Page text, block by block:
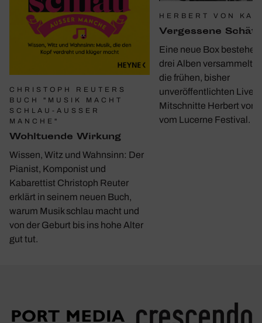
CHRISTOPH REUTERS
BUCH "MUSIK MACHT
SCHLAU-AUSSER M
ANCHE"
Wohl­tu­ende Wirkung
Wissen, Witz und Wahnsinn: Der
Pianist, Komponist und
Kabarettist Christoph Reuter
erklärt in seinem neuen Buch,
warum Musik schlau macht und
von der Geburt bis ins hohe Alter
gut tut.
HERBERT VON
Verges­sene
Eine neue Box
drei Alben versammelt
die frühen, bisher
unveröffentlichten Live-
Mitschnitte Herbert von
vom Lucerne Festival.